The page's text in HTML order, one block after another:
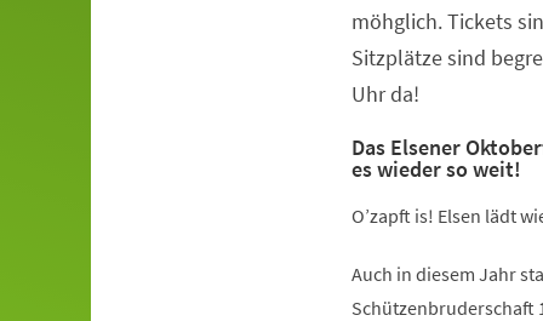
möhglich. Tickets
Sitzplätze sind
Uhr da!
Das Elsener
es wieder so weit!
O’zapft is! Elsen lädt
Auch in diesem Jahr
Schützenbruderschaft